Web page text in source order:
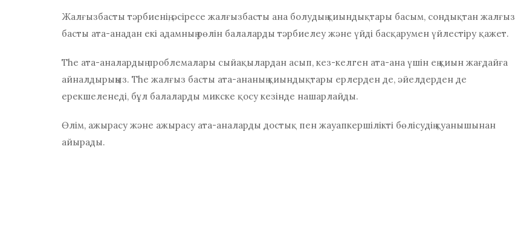
Жалғызбасты тәрбиенің, әсіресе жалғызбасты ана болудың қиындықтары басым, сондықтан жалғыз
басты ата-анадан екі адамның рөлін балаларды тәрбиелеу және үйді басқарумен үйлестіру қажет.
The ата-аналардың проблемалары сыйақылардан асып, кез-келген ата-ана үшін ең қиын жағдайға
айналдырыңыз. The жалғыз басты ата-ананың қиындықтары ерлерден де, әйелдерден де
ерекшеленеді, бұл балаларды микске қосу кезінде нашарлайды.
Өлім, ажырасу және ажырасу ата-аналарды достық пен жауапкершілікті бөлісудің қуанышынан
айырады.